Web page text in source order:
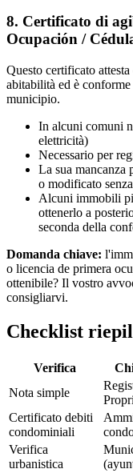
8. Certificato di
Ocupación /
Questo certificato
abitabilità ed è
municipio.
In alcuni comuni
elettricità)
Necessario per
La sua mancanza
o modificato
Alcuni immobili
ottenerlo a
seconda della
Domanda chiave:
o licencia de primera
ottenibile? Il vostro
consigliarvi.
Checklist
Verifica
Nota simple
Certificato debiti
condominiali
Verifica
urbanistica